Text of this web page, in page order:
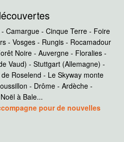
Camargue - Cinque Terre - Foire
- Vosges - Rungis - Rocamadour
Noire - Auvergne - Floralies -
Vaud) - Stuttgart (Allemagne) -
Roselend - Le Skyway monte
- Drôme - Ardèche -
à Bale...
pour de nouvelles